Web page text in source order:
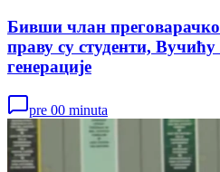
Бивши члан
праву су студенти, Вучићу
генерације
pre 00 minuta